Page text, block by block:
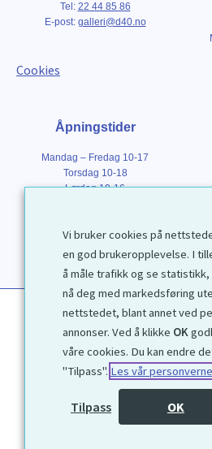
Tel: 22 44 85 86
E-post: galleri@d40.no
Cookies
Åpningstider
Mandag – Fredag 10-17
Torsdag 10-18
Lørdag 10-16
1972 © Galleri
Vi bruker cookies på
en god brukeropplevelse. I
å måle trafikk og se statistikk,
nå deg med markedsføring
nettstedet, blant annet ved
annonser. Ved å klikke OK
våre cookies. Du kan endre
"Tilpass". Les vår
Tilpass OK